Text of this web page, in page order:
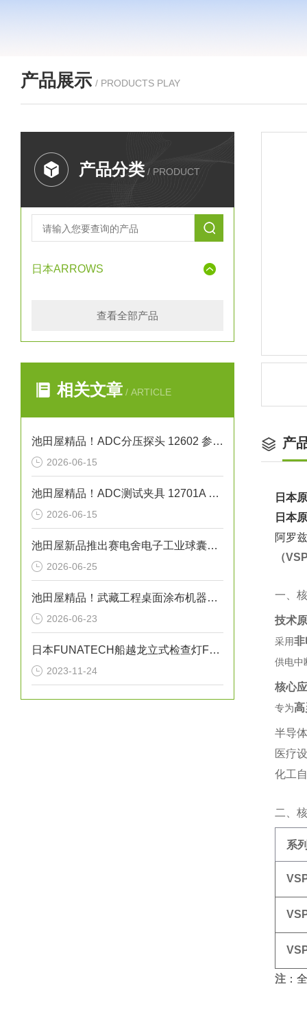
产品展示 / PRODUCTS PLAY
产品分类 / PRODUCT
日本ARROWS
查看全部产品
相关文章 / ARTICLE
池田屋精品！ADC分压探头 12602 参数介绍
2026-06-15
池田屋精品！ADC测试夹具 12701A 参数介绍
2026-06-15
池田屋新品推出赛电舍电子工业球囊导管焊接机 MS-B01 参数介绍
2026-06-25
池田屋精品！武藏工程桌面涂布机器人 SHOTMASTER 300SX 参数介绍
2026-06-23
日本FUNATECH船越龙立式检查灯FY-18N原装全新
2023-11-24
产
日本
日本
阿罗
（
一、
技术
采用‌
供电中
核心
专为‌高
半导
医疗
化工
二、
系
注 ：